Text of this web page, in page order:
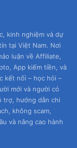
kinh nghiệm và dự
tại Việt Nam. Nơi
luận về Affiliate,
App kiếm tiền, và
kết nối – học hỏi –
mới và người có
trợ, hướng dẫn chi
không scam,
và nâng cao hành